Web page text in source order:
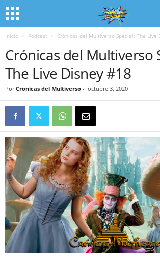
Inicio Podcast Crónicas del Multiverso Special: The Live
Crónicas del Multiverso
The Live Disney #18
Por Cronicas del Multiverso - octubre 3, 2020